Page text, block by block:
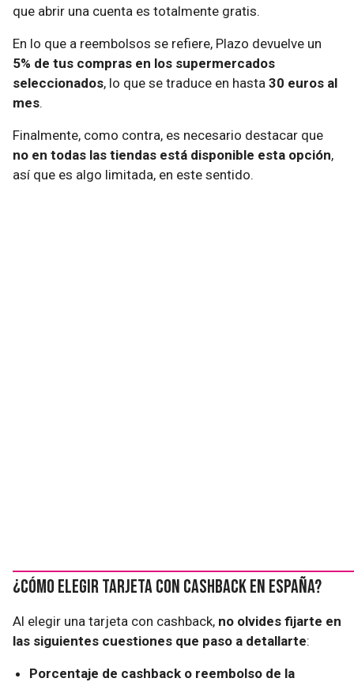
que abrir una cuenta es totalmente gratis.
En lo que a reembolsos se refiere, Plazo devuelve un
5% de tus compras en los supermercados
seleccionados, lo que se traduce en hasta 30 euros al
mes.
Finalmente, como contra, es necesario destacar que
no en todas las tiendas está disponible esta opción,
así que es algo limitada, en este sentido.
¿Cómo elegir tarjeta con cashback en España?
Al elegir una tarjeta con cashback, no olvides fijarte en
las siguientes cuestiones que paso a detallarte:
Porcentaje de cashback o reembolso de la